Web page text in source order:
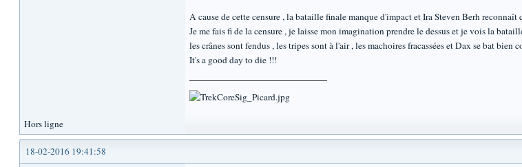
A cause de cette censure , la bataille finale manque d'impact et Ira Steven Berh reconnaît
Je me fais fi de la censure , je laisse mon imagination prendre le dessus et je vois la
les crânes sont fendus , les tripes sont à l'air , les machoires fracassées et Dax se bat bien
It's a good day to die !!!
Hors ligne
18-02-2016 19:41:58